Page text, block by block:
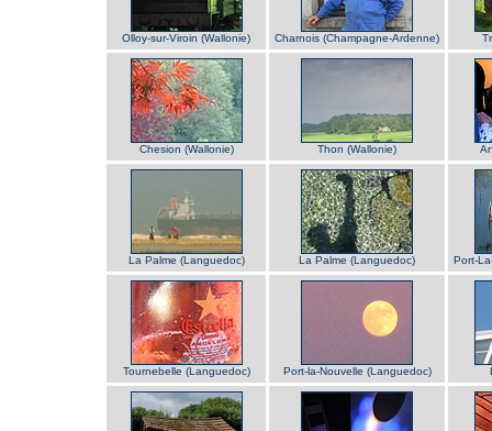
Olloy-sur-Viroin (Wallonie) Charnois (Champagne-Ardenne)
Chesion (Wallonie) Thon (Wallonie)
La Palme (Languedoc) La Palme (Languedoc) Port-
Tournebelle (Languedoc) Port-la-Nouvelle (Languedoc)